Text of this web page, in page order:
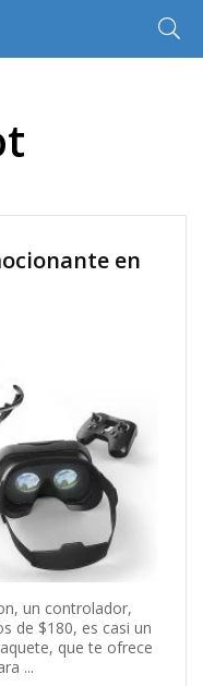
en
un controlador,
de $180, es casi un
que te ofrece
...